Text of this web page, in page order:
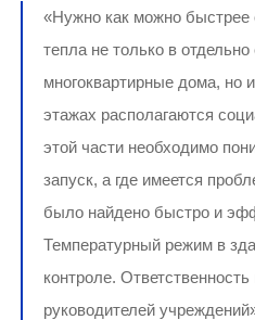
«Нужно как можно быстрее
тепла не только в
многоквартирные дома, но
этажах располагаются
этой части необходимо
запуск, а где имеется
было найдено быстро и
Температурный режим в
контроле.
руководителей